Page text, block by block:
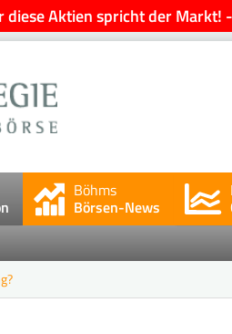
diese Aktien spricht der Markt!
Böhms
Börsen-News